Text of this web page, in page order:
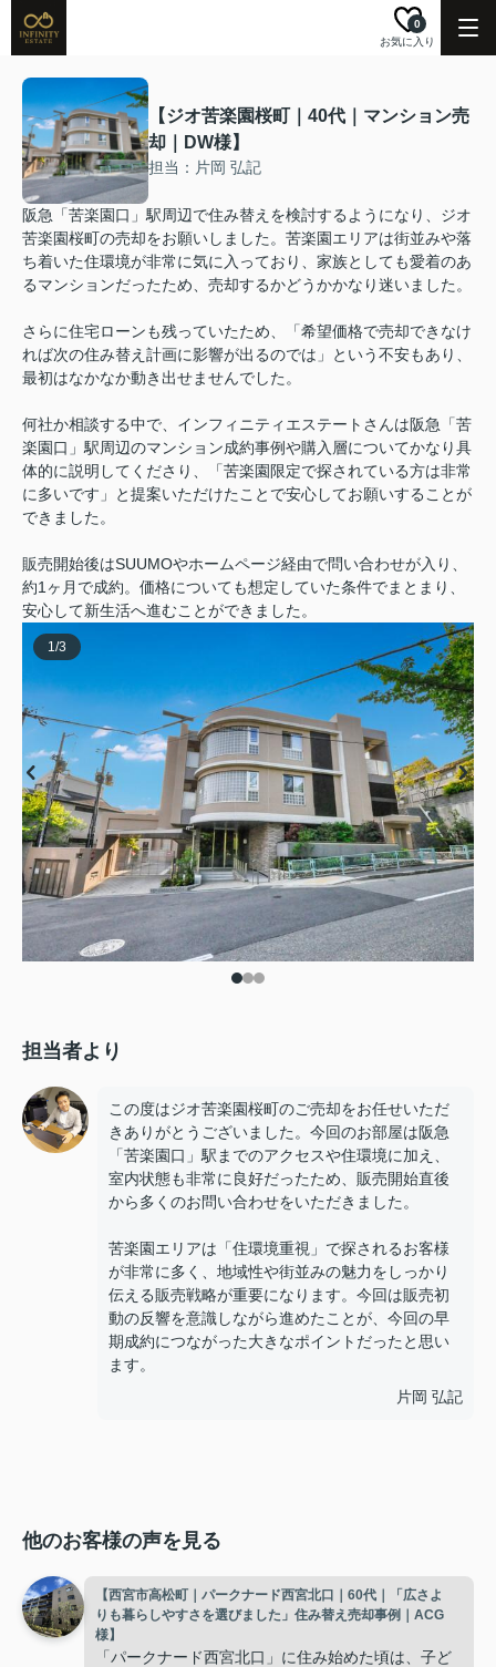
お気に入り
0
【ジオ苦楽園桜町｜40代｜マンション売
却｜DW様】
担当：片岡 弘記
阪急「苦楽園口」駅周辺で住み替えを検討するようになり、ジオ
苦楽園桜町の売却をお願いしました。苦楽園エリアは街並みや落
ち着いた住環境が非常に気に入っており、家族としても愛着のあ
るマンションだったため、売却するかどうかかなり迷いました。
さらに住宅ローンも残っていたため、「希望価格で売却できなけ
れば次の住み替え計画に影響が出るのでは」という不安もあり、
最初はなかなか動き出せませんでした。
何社か相談する中で、インフィニティエステートさんは阪急「苦
楽園口」駅周辺のマンション成約事例や購入層についてかなり具
体的に説明してくださり、「苦楽園限定で探されている方は非常
に多いです」と提案いただけたことで安心してお願いすることが
できました。
販売開始後はSUUMOやホームページ経由で問い合わせが入り、
約1ヶ月で成約。価格についても想定していた条件でまとまり、
安心して新生活へ進むことができました。
1/3
担当者より
この度はジオ苦楽園桜町のご売却をお任せいただ
きありがとうございました。今回のお部屋は阪急
「苦楽園口」駅までのアクセスや住環境に加え、
室内状態も非常に良好だったため、販売開始直後
から多くのお問い合わせをいただきました。
苦楽園エリアは「住環境重視」で探されるお客様
が非常に多く、地域性や街並みの魅力をしっかり
伝える販売戦略が重要になります。今回は販売初
動の反響を意識しながら進めたことが、今回の早
期成約につながった大きなポイントだったと思い
ます。
片岡 弘記
他のお客様の声を見る
【西宮市高松町｜パークナード西宮北口｜60代｜「広さよ
りも暮らしやすさを選びました」住み替え売却事例｜ACG
様】
「パークナード西宮北口」に住み始めた頃は、子ど